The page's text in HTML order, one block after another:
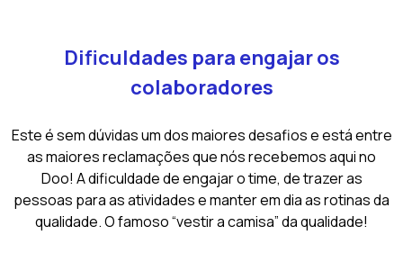
Dificuldades para engajar os
colaboradores
Este é sem dúvidas um dos maiores desafios e está entre
as maiores reclamações que nós recebemos aqui no
Doo! A dificuldade de engajar o time, de trazer as
pessoas para as atividades e manter em dia as rotinas da
qualidade. O famoso “vestir a camisa” da qualidade!